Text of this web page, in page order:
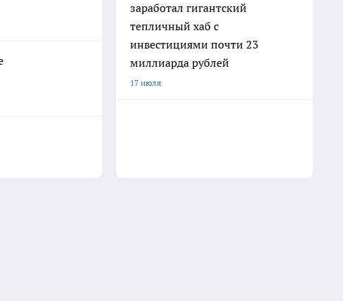
заработал гигантский
тепличный хаб с
инвестициями почти 23
миллиарда рублей
17 июля